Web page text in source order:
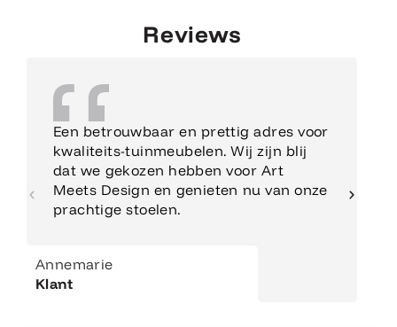
Reviews
Een betrouwbaar en prettig adres voor
kwaliteits-tuinmeubelen. Wij zijn blij
dat we gekozen hebben voor Art
Meets Design en genieten nu van onze
prachtige stoelen.
Annemarie
Klant